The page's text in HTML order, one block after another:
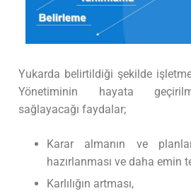
Yukarda belirtildiği şekilde
Yönetiminin hayata
sağlayacağı faydalar;
Karar almanın ve
hazırlanması ve daha emin
Karlılığın artması,